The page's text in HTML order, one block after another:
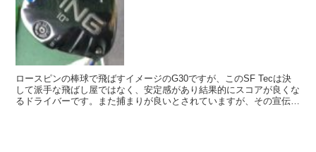
ロースピンの棒球で飛ばすイメージのG30ですが、このSF Tecは決
して派手な飛ばし屋ではなく、安定感があり結果的にスコアが良くな
るドライバーです。また捕まりが良いとされていますが、その宣伝文